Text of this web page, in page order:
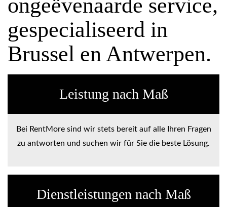
ongeëvenaarde service,
gespecialiseerd in
Brussel en Antwerpen.
Leistung nach Maß
Bei RentMore sind wir stets bereit auf alle Ihren Fragen
zu antworten und suchen wir für Sie die beste Lösung.
Dienstleistungen nach Maß